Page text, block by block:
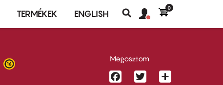
TERMÉKEK ENGLISH
Keresés
fiók
Felhasználói
0
Megosztom
FacebookTwitter